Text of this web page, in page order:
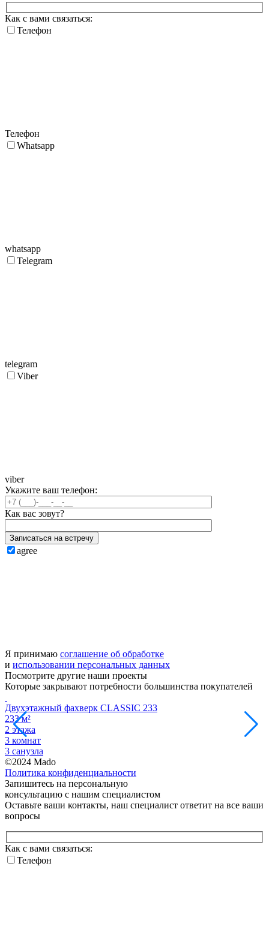
Как с вами связаться:
Телефон
Телефон
Whatsapp
whatsapp
Telegram
telegram
Viber
viber
Укажите ваш телефон:
Как вас зовут?
Записаться на встречу
agree
Я принимаю соглашение об обработке
и использовании персональных данных
Посмотрите другие наши проекты
Которые закрывают потребности большинства покупателей
Двухэтажный фахверк CLASSIC 233
233 м²
2 этажа
3 комнат
3 санузла
©2024 Mado
Политика конфиденциальности
Запишитесь на персональную
консультацию с нашим специалистом
Оставьте ваши контакты, наш специалист ответит на все ваши
вопросы
Как с вами связаться:
Телефон